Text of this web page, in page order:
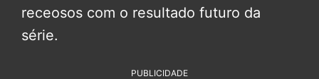
receosos com o resultado futuro da
série.
PUBLICIDADE